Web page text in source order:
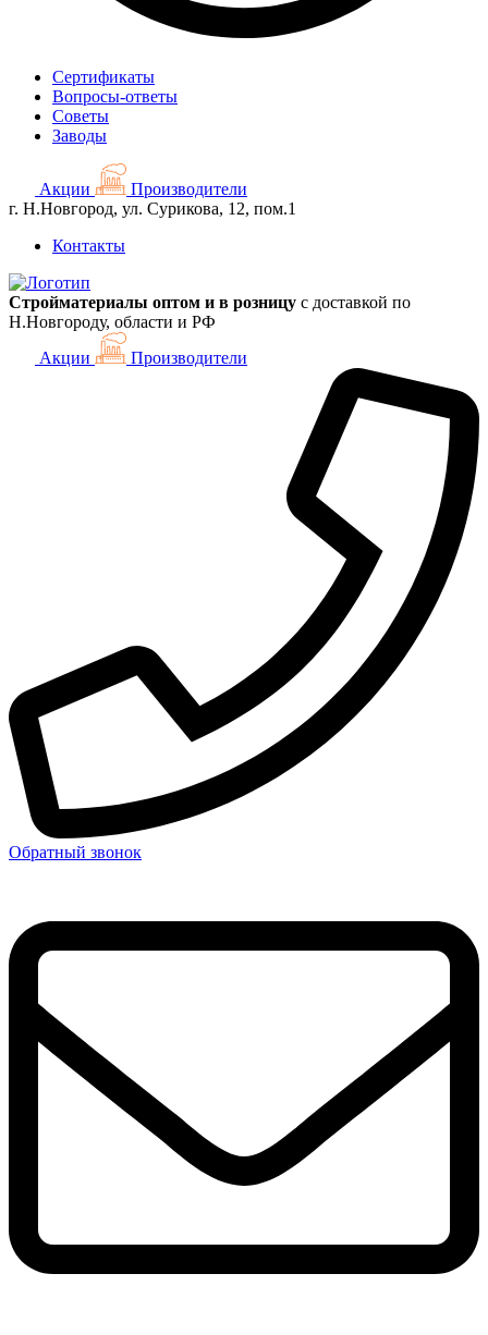
Сертификаты
Вопросы-ответы
Советы
Заводы
Акции
Производители
г. Н.Новгород, ул. Сурикова, 12, пом.1
Контакты
Стройматериалы оптом и в розницу с доставкой по
Н.Новгороду, области и РФ
Акции
Производители
Обратный звонок